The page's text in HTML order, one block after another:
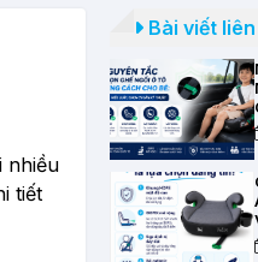
nhiều
tiết
Bài viết